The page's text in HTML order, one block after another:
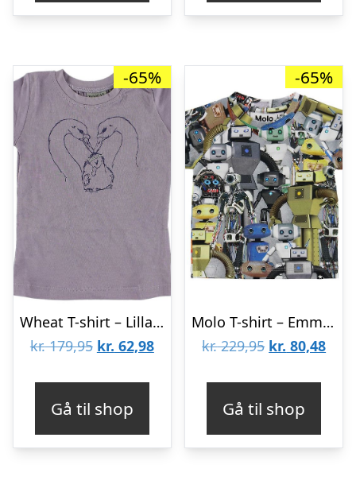
kr. 119,95.kr. 41,98.
kr. 399,95.kr.
-65%
Wheat T-shirt – Lilla m. Svaner
kr.179,95 Den
var:
kr. 179,95.
kr. 62,98Den
kr. 62,98.
Gå til shop
-65%
Molo T-shirt – Emmett – Robots
kr.229,95 Den
var:
kr. 229,95.
kr. 80,48Den
kr.
Gå til shop